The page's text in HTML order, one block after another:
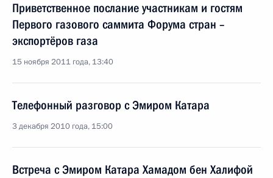
Приветственное послание участникам и гостям
Первого газового саммита Форума стран –
экспортёров газа
15 ноября 2011 года, 13:40
Телефонный разговор с Эмиром Катара
3 декабря 2010 года, 15:00
Встреча с Эмиром Катара Хамадом бен Халифой